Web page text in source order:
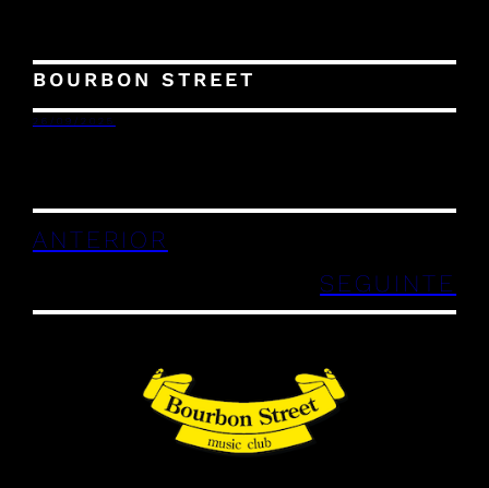
BOURBON STREET
26/09/2025
ANTERIOR
SEGUINTE